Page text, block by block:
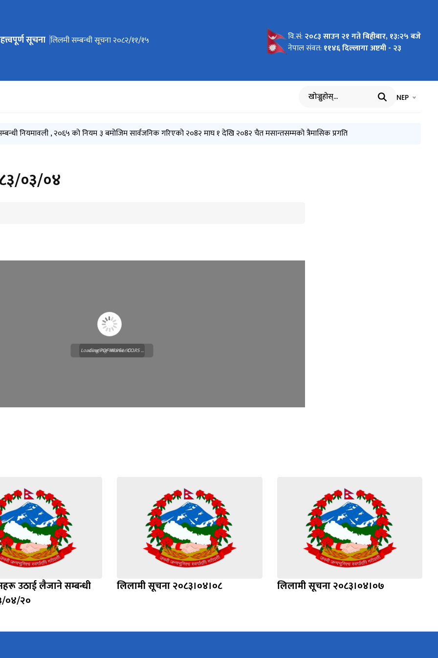
जानुहोस्
सूचना सवारी सधानको लिलाम सम्बन्धी १५ दिने सूचना २०८३।०३।१८
लिलमी सम्बन्धी सूचना २०८२/११/१५
लिलाम २०८२-१०-०८
हकदाबी सूचना २०८२-१०-०६ वि.सं: २०८३ साउन २१ गते बिहीबार, १३:२५ बजे
नेपाल संवत: ११४६ दिल्लागा अष्टमी - २३
खोज्नुहोस् भाषा चयन
NEP
नियमावली , २०६५ को नियम ३ बमोजिम सार्वजनिक गरिएको २०8२ माघ १ देखि २०8२ चैत मसान्तसम्मको त्रैमासिक प्रगति
०३/०४
Loading WEBGL 3D ...
Loading PDF Worker CORS ...
उठाई लैजाने सम्बन्धी
०४/२०
लिलामी सूचना २०८३।०४।०८ लिलामी सूचना २०८३।०४।०७